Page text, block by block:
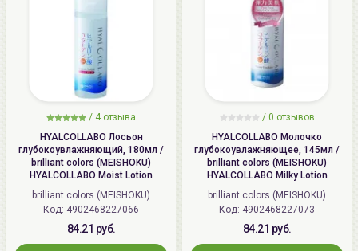
/ 4 отзыва
HYALCOLLABO Лосьон
глубокоувлажняющий, 180мл /
brilliant colors (MEISHOKU)
HYALCOLLABO Moist Lotion
brilliant colors (MEISHOKU)
(Япония)
Код: 4902468227066
84.21 руб.
/ 0 отзывов
HYALCOLLABO Молочко
глубокоувлажняющее, 145мл /
brilliant colors (MEISHOKU)
HYALCOLLABO Milky Lotion
brilliant colors (MEISHOKU)
(Япония)
Код: 4902468227073
84.21 руб.